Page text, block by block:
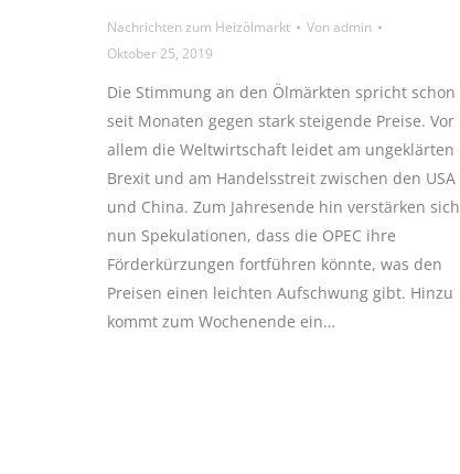
Nachrichten zum Heizölmarkt Vonadmin
Oktober 25, 2019
Die Stimmung an den Ölmärkten spricht schon
seit Monaten gegen stark steigende Preise. Vor
allem die Weltwirtschaft leidet am ungeklärten
Brexit und am Handelsstreit zwischen den USA
und China. Zum Jahresende hin verstärken sich
nun Spekulationen, dass die OPEC ihre
Förderkürzungen fortführen könnte, was den
Preisen einen leichten Aufschwung gibt. Hinzu
kommt zum Wochenende ein…